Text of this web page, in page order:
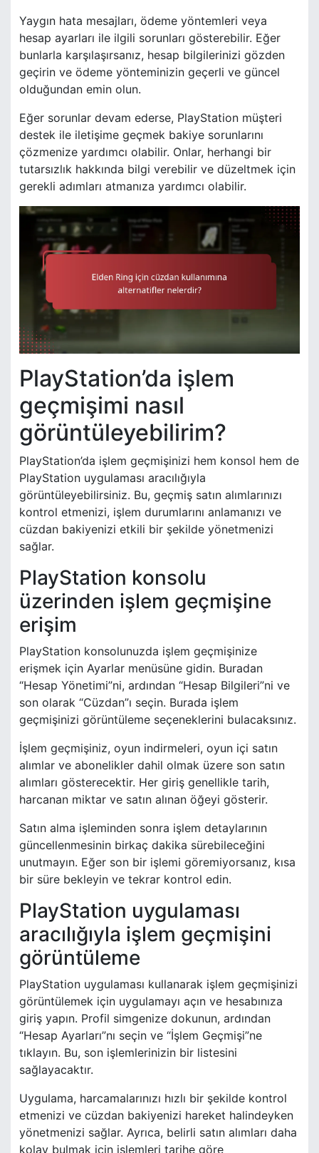
Yaygın hata mesajları, ödeme yöntemleri veya
hesap ayarları ile ilgili sorunları gösterebilir. Eğer
bunlarla karşılaşırsanız, hesap bilgilerinizi gözden
geçirin ve ödeme yönteminizin geçerli ve güncel
olduğundan emin olun.
Eğer sorunlar devam ederse, PlayStation müşteri
destek ile iletişime geçmek bakiye sorunlarını
çözmenize yardımcı olabilir. Onlar, herhangi bir
tutarsızlık hakkında bilgi verebilir ve düzeltmek için
gerekli adımları atmanıza yardımcı olabilir.
PlayStation’da işlem
geçmişimi nasıl
görüntüleyebilirim?
PlayStation’da işlem geçmişinizi hem konsol hem de
PlayStation uygulaması aracılığıyla
görüntüleyebilirsiniz. Bu, geçmiş satın alımlarınızı
kontrol etmenizi, işlem durumlarını anlamanızı ve
cüzdan bakiyenizi etkili bir şekilde yönetmenizi
sağlar.
PlayStation konsolu
üzerinden işlem geçmişine
erişim
PlayStation konsolunuzda işlem geçmişinize
erişmek için Ayarlar menüsüne gidin. Buradan
“Hesap Yönetimi”ni, ardından “Hesap Bilgileri”ni ve
son olarak “Cüzdan”ı seçin. Burada işlem
geçmişinizi görüntüleme seçeneklerini bulacaksınız.
İşlem geçmişiniz, oyun indirmeleri, oyun içi satın
alımlar ve abonelikler dahil olmak üzere son satın
alımları gösterecektir. Her giriş genellikle tarih,
harcanan miktar ve satın alınan öğeyi gösterir.
Satın alma işleminden sonra işlem detaylarının
güncellenmesinin birkaç dakika sürebileceğini
unutmayın. Eğer son bir işlemi göremiyorsanız, kısa
bir süre bekleyin ve tekrar kontrol edin.
PlayStation uygulaması
aracılığıyla işlem geçmişini
görüntüleme
PlayStation uygulaması kullanarak işlem geçmişinizi
görüntülemek için uygulamayı açın ve hesabınıza
giriş yapın. Profil simgenize dokunun, ardından
“Hesap Ayarları”nı seçin ve “İşlem Geçmişi”ne
tıklayın. Bu, son işlemlerinizin bir listesini
sağlayacaktır.
Uygulama, harcamalarınızı hızlı bir şekilde kontrol
etmenizi ve cüzdan bakiyenizi hareket halindeyken
yönetmenizi sağlar. Ayrıca, belirli satın alımları daha
kolay bulmak için işlemleri tarihe göre